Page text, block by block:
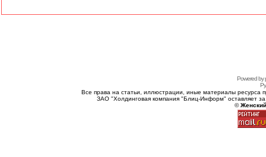
Powered by
Все права на статьи, иллюстрации, иные материалы
ЗАО "Холдинговая компания "Блиц-Информ" оставляет
©